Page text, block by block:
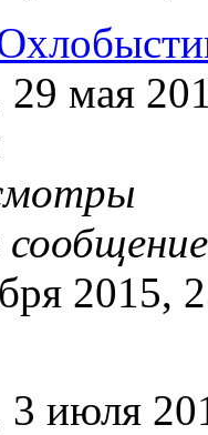
мая
2015,
июля